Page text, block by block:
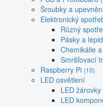
Šroubky a
Elektronický
Různý
Pásky a
Chemikálie
Smršťovací
Raspberry Pi (10)
LED osvětlení
LED
LED